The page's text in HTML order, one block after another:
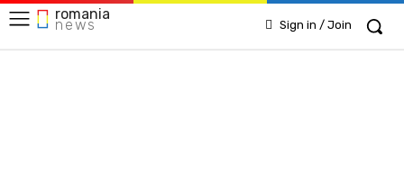
romania
news Sign in / Join